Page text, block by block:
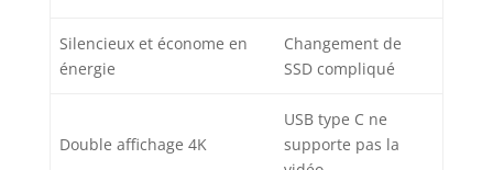
Silencieux et économe en
énergie
Changement de
SSD compliqué
Double affichage 4K
USB type C ne
supporte pas la